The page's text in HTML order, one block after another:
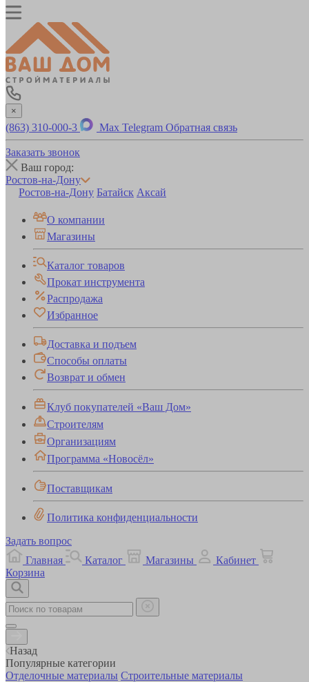
×
(863) 310-000-3 Max Telegram Обратная связь
Заказать звонок
Ваш город:
Ростов-на-Дону
Ростов-на-Дону Батайск Аксай
О компании
Магазины
Каталог товаров
Прокат инструмента
Распродажа
Избранное
Доставка и подъем
Способы оплаты
Возврат и обмен
Клуб покупателей «Ваш Дом»
Строителям
Организациям
Программа «Новосёл»
Поставщикам
Политика конфиденциальности
Задать вопрос
Главная
Каталог Магазины
Кабинет
Корзина
Назад
Популярные категории
Отделочные материалы Строительные материалы